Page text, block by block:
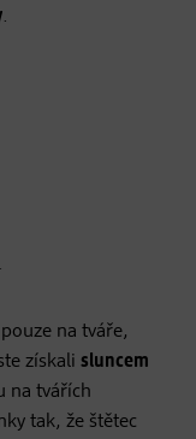
.
na tváře,
získali sluncem
na tvářích
tak, že štětec